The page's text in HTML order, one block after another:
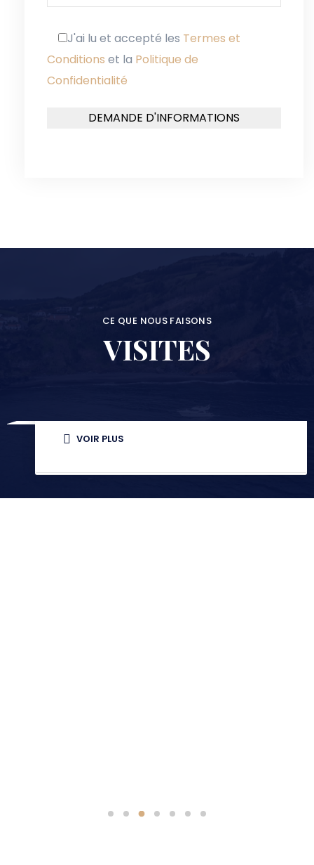
J'ai lu et accepté les Termes et
Conditions et la Politique de
Confidentialité
CE QUE NOUS FAISONS
VISITES
VOIR PLUS